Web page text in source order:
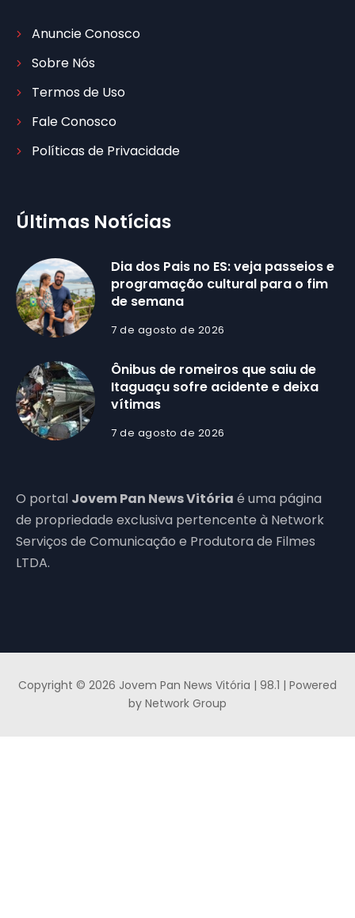
Anuncie Conosco
Sobre Nós
Termos de Uso
Fale Conosco
Políticas de Privacidade
Últimas Notícias
Dia dos Pais no ES: veja passeios e
programação cultural para o fim
de semana
7 de agosto de 2026
Ônibus de romeiros que saiu de
Itaguaçu sofre acidente e deixa
vítimas
7 de agosto de 2026
O portal Jovem Pan News Vitória é uma página
de propriedade exclusiva pertencente à Network
Serviços de Comunicação e Produtora de Filmes
LTDA.
Copyright © 2026 Jovem Pan News Vitória | 98.1 | Powered
by Network Group